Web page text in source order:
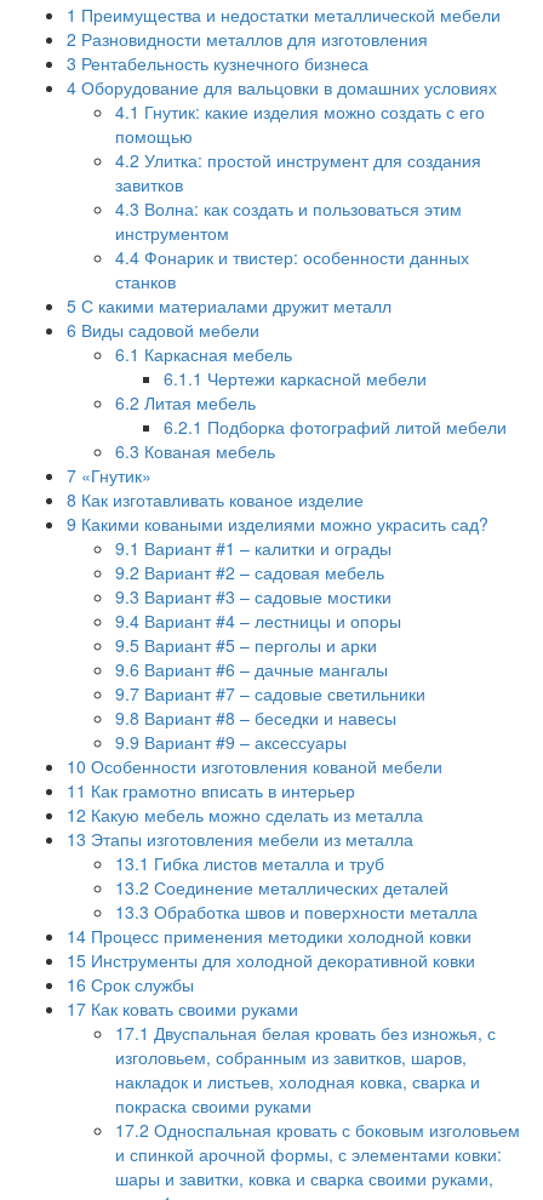
1 Преимущества и недостатки металлической мебели
2 Разновидности металлов для изготовления
3 Рентабельность кузнечного бизнеса
4 Оборудование для вальцовки в домашних условиях
4.1 Гнутик: какие изделия можно создать с его
помощью
4.2 Улитка: простой инструмент для создания
завитков
4.3 Волна: как создать и пользоваться этим
инструментом
4.4 Фонарик и твистер: особенности данных
станков
5 С какими материалами дружит металл
6 Виды садовой мебели
6.1 Каркасная мебель
6.1.1 Чертежи каркасной мебели
6.2 Литая мебель
6.2.1 Подборка фотографий литой мебели
6.3 Кованая мебель
7 «Гнутик»
8 Как изготавливать кованое изделие
9 Какими коваными изделиями можно украсить сад?
9.1 Вариант #1 – калитки и ограды
9.2 Вариант #2 – садовая мебель
9.3 Вариант #3 – садовые мостики
9.4 Вариант #4 – лестницы и опоры
9.5 Вариант #5 – перголы и арки
9.6 Вариант #6 – дачные мангалы
9.7 Вариант #7 – садовые светильники
9.8 Вариант #8 – беседки и навесы
9.9 Вариант #9 – аксессуары
10 Особенности изготовления кованой мебели
11 Как грамотно вписать в интерьер
12 Какую мебель можно сделать из металла
13 Этапы изготовления мебели из металла
13.1 Гибка листов металла и труб
13.2 Соединение металлических деталей
13.3 Обработка швов и поверхности металла
14 Процесс применения методики холодной ковки
15 Инструменты для холодной декоративной ковки
16 Срок службы
17 Как ковать своими руками
17.1 Двуспальная белая кровать без изножья, с
изголовьем, собранным из завитков, шаров,
накладок и листьев, холодная ковка, сварка и
покраска своими руками
17.2 Односпальная кровать с боковым изголовьем
и спинкой арочной формы, с элементами ковки:
шары и завитки, ковка и сварка своими руками,